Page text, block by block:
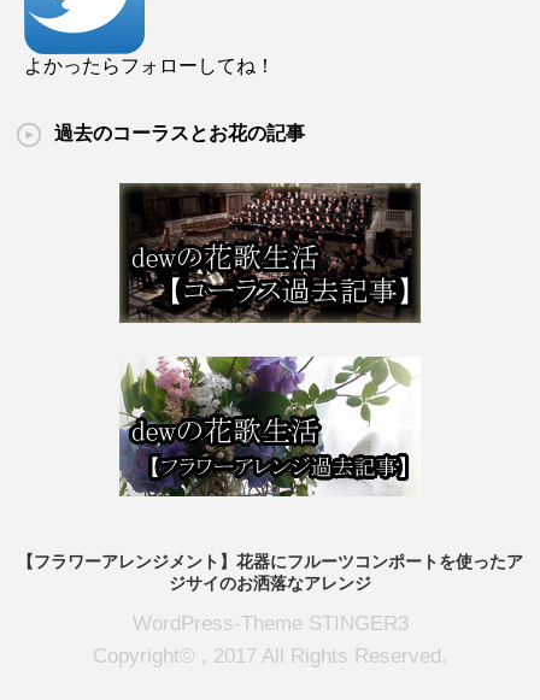
よかったらフォローしてね！
過去のコーラスとお花の記事
【フラワーアレンジメント】花器にフルーツコンポートを使ったア
ジサイのお洒落なアレンジ
WordPress-Theme STINGER3
Copyright© , 2017 All Rights Reserved.